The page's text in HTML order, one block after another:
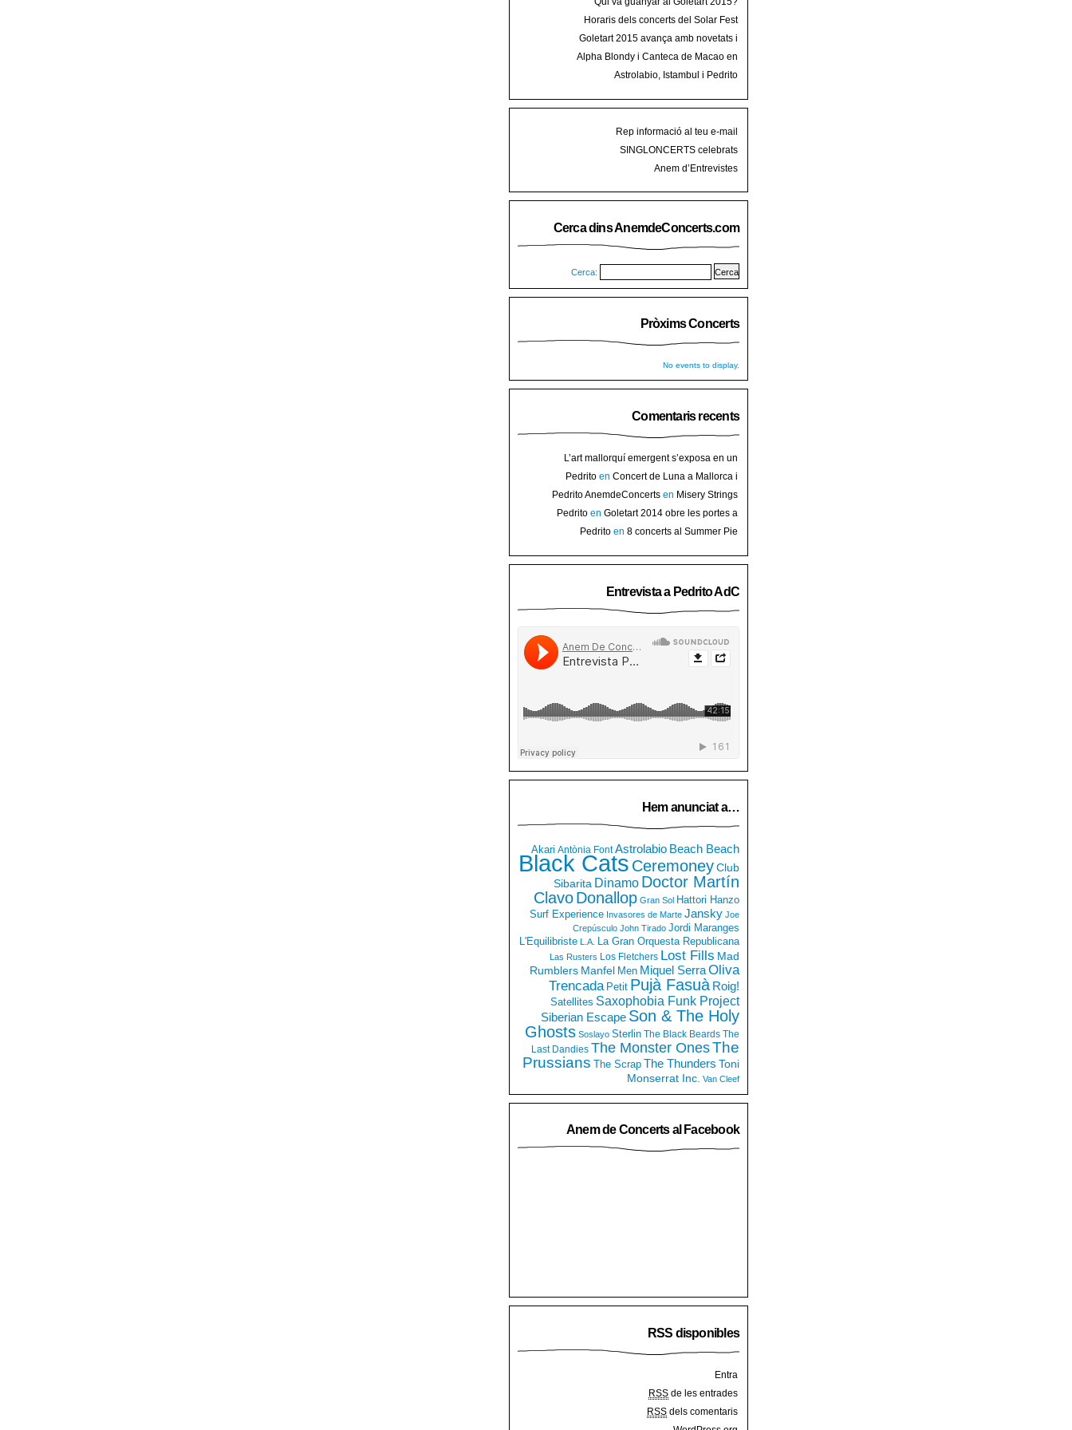
Horaris dels concerts del Solar Fest
2015 a Mallorca
Goletart 2015 avança amb novetats i
encetarà la LI Festa des Vermar amb art
Alpha Blondy i Canteca de Macao en
concert al Mallorca Roots Festival
Astrolabio, Istambul i Pedrito
Rep informació al teu e-mail
SINGLONCERTS celebrats
Anem d’Entrevistes
Cerca dins AnemdeConcerts.com
Cerca:
Pròxims Concerts
No events to display.
Comentaris recents
L’art mallorquí emergent s’exposa en un
carrer de Binissalem ⋆ Noticias de hoy
en
Binissalem
Pedrito en Concert de Luna a Mallorca i
sorteig d’entrades
Pedrito AnemdeConcerts en Misery Strings
presenten nou disc al Teatre Mar i Terra de
Pedrito en Goletart 2014 obre les portes a
l’art de Binissalem
Pedrito en 8 concerts al Summer Pie
Entrevista a Pedrito AdC
Hem anunciat a…
Akari Antònia Font Astrolabio Beach Beach
Black Cats CeremoneyClub
Sibarita Dinamo Doctor Martín
ClavoDonallop Gran Sol Hattori Hanzo
Surf Experience Invasores de Marte Jansky Joe
Crepúsculo John Tirado Jordi Maranges
L'Equilibriste L.A. La Gran Orquesta Republicana
Las Rusters Los Fletchers Lost Fills Mad
Rumblers Manfel Men Miquel SerraOliva
Trencada Petit Pujà Fasuà Roig!
Satellites Saxophobia Funk Project
Siberian Escape Son & The Holy
Ghosts Soslayo Sterlin The Black Beards The
Last Dandies The Monster OnesThe
Prussians The Scrap The Thunders Toni
Monserrat Inc. Van Cleef
Anem de Concerts al Facebook
RSS disponibles
Entra
RSS de les entrades
RSS dels comentaris